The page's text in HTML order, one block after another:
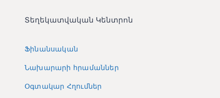
Տեղեկատվական Կենտրոն
Ֆինանսական
Նախարարի հրամաններ
Օգտակար Հղումներ